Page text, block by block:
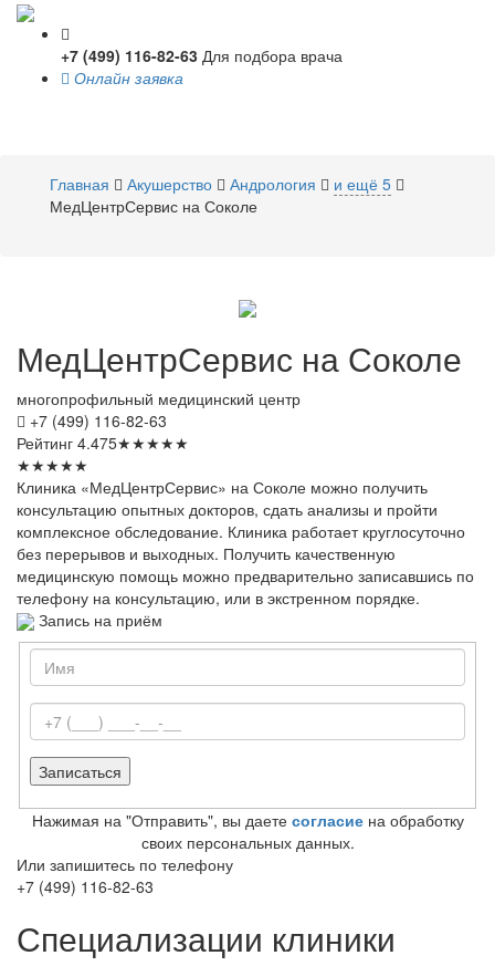
+7 (499) 116-82-63 Для подбора врача
Онлайн заявка
Главная
Акушерство Андрология
и ещё 5
МедЦентрСервис на Соколе
МедЦентрСервис на Соколе
многопрофильный медицинский центр
+7 (499) 116-82-63
Рейтинг 4.475★★★★★
★★★★★
Клиника «МедЦентрСервис» на Соколе можно получить
консультацию опытных докторов, сдать анализы и пройти
комплексное обследование. Клиника работает круглосуточно
без перерывов и выходных. Получить качественную
медицинскую помощь можно предварительно записавшись по
телефону на консультацию, или в экстренном порядке.
Запись на приём
Нажимая на "Отправить", вы даете согласиена обработку
своих персональных данных.
Или запишитесь по телефону
+7 (499) 116-82-63
Специализации клиники